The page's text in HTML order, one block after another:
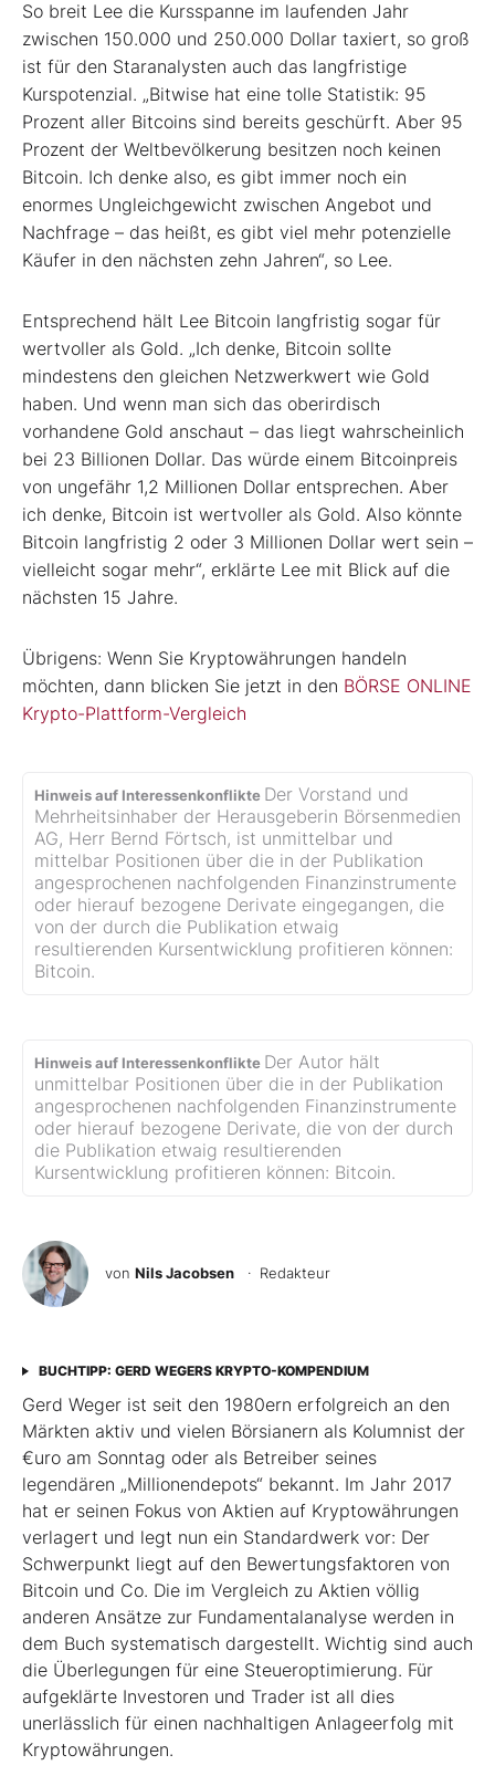
So breit Lee die Kursspanne im laufenden Jahr
zwischen 150.000 und 250.000 Dollar taxiert, so groß
ist für den Staranalysten auch das langfristige
Kurspotenzial. „Bitwise hat eine tolle Statistik: 95
Prozent aller Bitcoins sind bereits geschürft. Aber 95
Prozent der Weltbevölkerung besitzen noch keinen
Bitcoin. Ich denke also, es gibt immer noch ein
enormes Ungleichgewicht zwischen Angebot und
Nachfrage – das heißt, es gibt viel mehr potenzielle
Käufer in den nächsten zehn Jahren“, so Lee.
Entsprechend hält Lee Bitcoin langfristig sogar für
wertvoller als Gold. „Ich denke, Bitcoin sollte
mindestens den gleichen Netzwerkwert wie Gold
haben. Und wenn man sich das oberirdisch
vorhandene Gold anschaut – das liegt wahrscheinlich
bei 23 Billionen Dollar. Das würde einem Bitcoinpreis
von ungefähr 1,2 Millionen Dollar entsprechen. Aber
ich denke, Bitcoin ist wertvoller als Gold. Also könnte
Bitcoin langfristig 2 oder 3 Millionen Dollar wert sein –
vielleicht sogar mehr“, erklärte Lee mit Blick auf die
nächsten 15 Jahre.
Übrigens: Wenn Sie Kryptowährungen handeln
möchten, dann blicken Sie jetzt in den BÖRSE ONLINE
Krypto-Plattform-Vergleich
Hinweis auf Interessenkonflikte Der Vorstand und
Mehrheitsinhaber der Herausgeberin Börsenmedien
AG, Herr Bernd Förtsch, ist unmittelbar und
mittelbar Positionen über die in der Publikation
angesprochenen nachfolgenden Finanzinstrumente
oder hierauf bezogene Derivate eingegangen, die
von der durch die Publikation etwaig
resultierenden Kursentwicklung profitieren können:
Bitcoin.
Hinweis auf Interessenkonflikte Der Autor hält
unmittelbar Positionen über die in der Publikation
angesprochenen nachfolgenden Finanzinstrumente
oder hierauf bezogene Derivate, die von der durch
die Publikation etwaig resultierenden
Kursentwicklung profitieren können: Bitcoin.
von Nils Jacobsen · Redakteur
BUCHTIPP: GERD WEGERS KRYPTO-KOMPENDIUM
Gerd Weger ist seit den 1980ern erfolgreich an den
Märkten aktiv und vielen Börsianern als Kolumnist der
€uro am Sonntag oder als Betreiber seines
legendären „Millionen­depots“ bekannt. Im Jahr 2017
hat er seinen Fokus von Aktien auf Kryptowährungen
verlagert und legt nun ein Standardwerk vor: Der
Schwerpunkt liegt auf den Bewertungsfaktoren von
Bitcoin und Co. Die im Ver­gleich zu Aktien völlig
anderen Ansätze zur Fundamentalanalyse werden in
dem Buch systematisch dargestellt. Wichtig sind auch
die Überlegungen für eine Steueroptimierung. Für
aufgeklärte Investoren und Trader ist all dies
unerlässlich für einen nachhaltigen Anlageerfolg mit
Kryptowährungen.